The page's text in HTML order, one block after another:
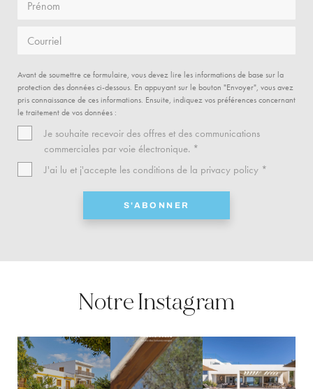
Prénom
Courriel
Avant de soumettre ce formulaire, vous devez lire les informations de base sur la
protection des données ci-dessous. En appuyant sur le bouton "Envoyer", vous avez
pris connaissance de ces informations. Ensuite, indiquez vos préférences concernant
le traitement de vos données :
Je souhaite recevoir des offres et des communications
commerciales par voie électronique. *
J'ai lu et j'accepte les conditions de la privacy policy*
S'ABONNER
Notre Instagram